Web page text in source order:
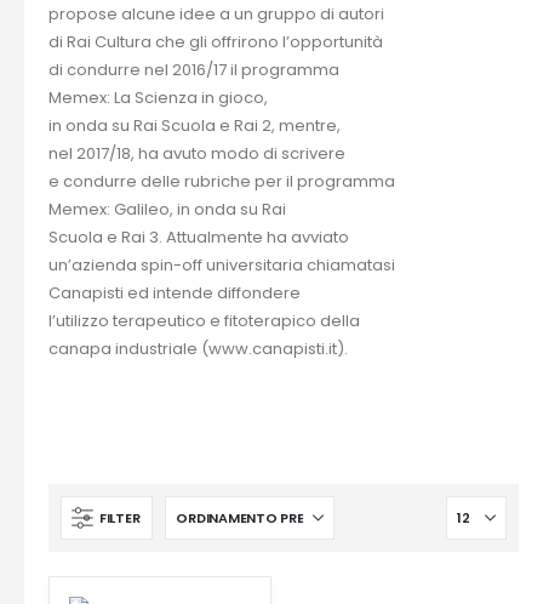
propose alcune idee a un gruppo di autori
di Rai Cultura che gli offrirono l’opportunità
di condurre nel 2016/17 il programma
Memex: La Scienza in gioco,
in onda su Rai Scuola e Rai 2, mentre,
nel 2017/18, ha avuto modo di scrivere
e condurre delle rubriche per il programma
Memex: Galileo, in onda su Rai
Scuola e Rai 3. Attualmente ha avviato
un’azienda spin-off universitaria chiamatasi
Canapisti ed intende diffondere
l’utilizzo terapeutico e fitoterapico della
canapa industriale (www.canapisti.it).
FILTER